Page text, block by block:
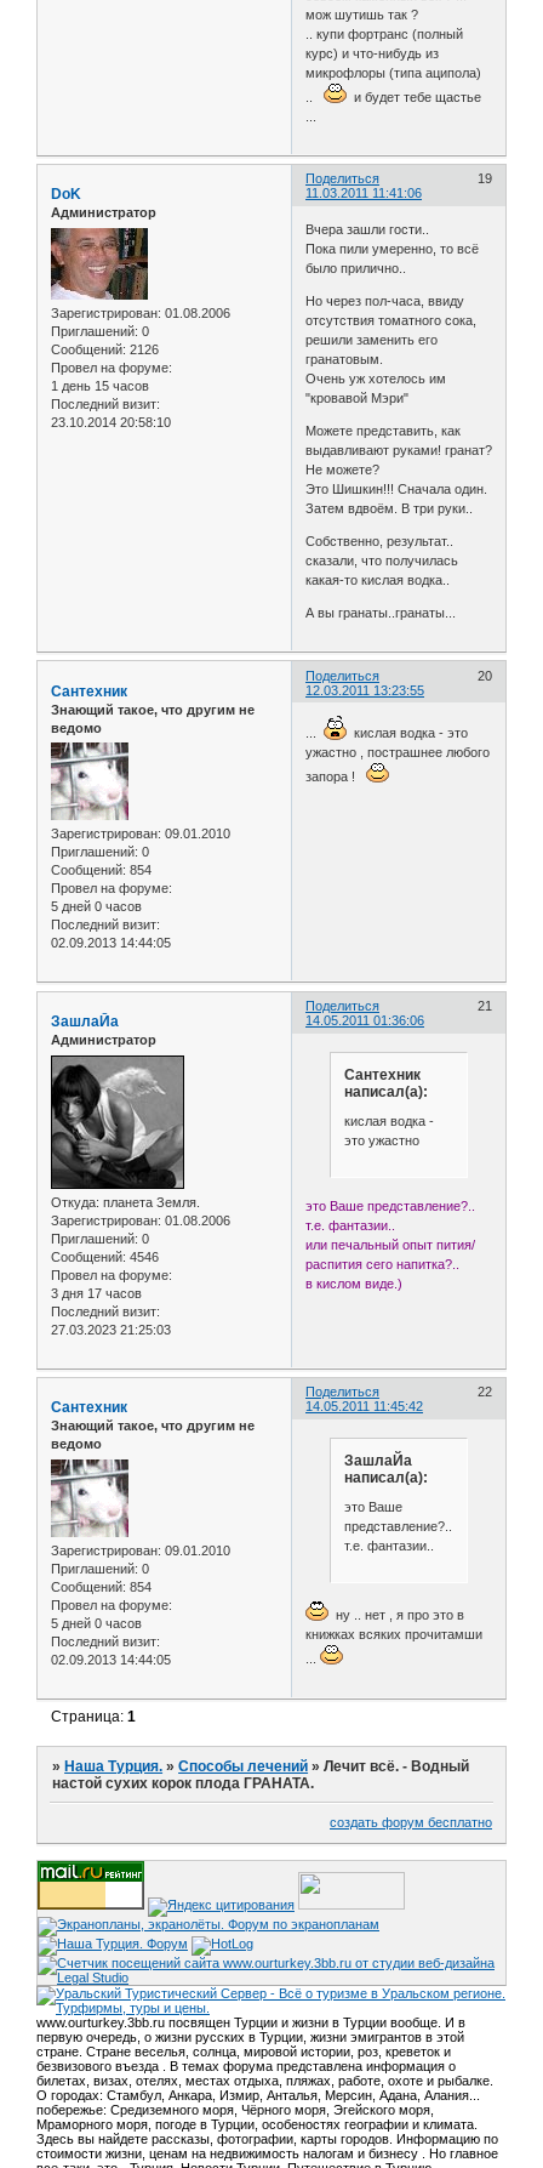
мож шутишь так ?
.. купи фортранс (полный
курс) и что-нибудь из
микрофлоры (типа аципола)
..
и будет тебе щастье
Поделиться
19
11.03.2011 11:41:06
DoK
Администратор
Зарегистрирован: 01.08.2006
Приглашений: 0
Сообщений: 2126
Провел на форуме:
1 день 15 часов
Последний визит:
23.10.2014 20:58:10
Вчера зашли гости..
Пока пили умеренно, то всё
было прилично..
Но через пол-часа, ввиду
отсутствия томатного сока,
решили заменить его
гранатовым.
Очень уж хотелось им
"кровавой Мэри"
Можете представить, как
выдавливают руками! гранат?
Не можете?
Это Шишкин!!! Сначала один.
Затем вдвоём. В три руки..
Собственно, результат..
сказали, что получилась
какая-то кислая водка..
А вы гранаты..гранаты...
Поделиться
20
12.03.2011 13:23:55
Сантехник
Знающий такое, что другим не
ведомо
Зарегистрирован: 09.01.2010
Приглашений: 0
Сообщений: 854
Провел на форуме:
5 дней 0 часов
Последний визит:
02.09.2013 14:44:05
...
кислая водка - это
ужастно , пострашнее любого
запора !
Поделиться
21
14.05.2011 01:36:06
ЗашлаЙа
Администратор
Откуда: планета Земля.
Зарегистрирован: 01.08.2006
Приглашений: 0
Сообщений: 4546
Провел на форуме:
3 дня 17 часов
Последний визит:
27.03.2023 21:25:03
Сантехник
написал(а):
кислая водка -
это ужастно
это Ваше представление?..
т.е. фантазии..
или печальный опыт пития/
распития сего напитка?..
в кислом виде.)
Поделиться
22
14.05.2011 11:45:42
Сантехник
Знающий такое, что другим не
ведомо
Зарегистрирован: 09.01.2010
Приглашений: 0
Сообщений: 854
Провел на форуме:
5 дней 0 часов
Последний визит:
02.09.2013 14:44:05
ЗашлаЙа
написал(а):
это Ваше
представление?..
т.е. фантазии..
ну .. нет , я про это в
книжках всяких прочитамши
...
Страница:1
» Наша Турция. »Способы лечений »Лечит всё. - Водный
настой сухих корок плода ГРАНАТА.
создать форум бесплатно
www.ourturkey.3bb.ru посвящен Турции и жизни в Турции вообще. И в
первую очередь, о жизни русских в Турции, жизни эмигрантов в этой
стране. Стране веселья, солнца, мировой истории, роз, креветок и
безвизового въезда . В темах форума представлена информация о
билетах, визах, отелях, местах отдыха, пляжах, работе, охоте и рыбалке.
О городах: Стамбул, Анкара, Измир, Анталья, Мерсин, Адана, Алания...
побережье: Средиземного моря, Чёрного моря, Эгейского моря,
Мраморного моря, погоде в Турции, особеностях географии и климата.
Здесь вы найдете рассказы, фотографии, карты городов. Информацию по
стоимости жизни, ценам на недвижимость налогам и бизнесу . Но главное